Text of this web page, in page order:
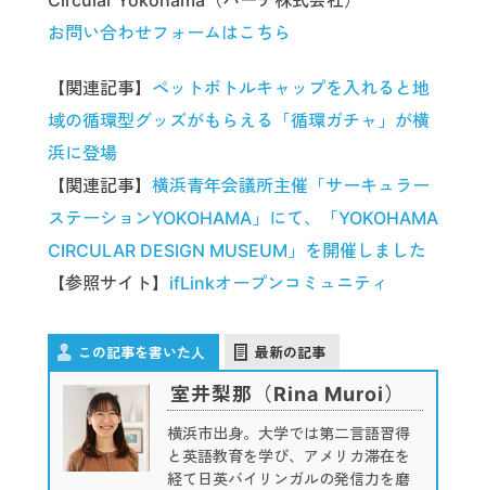
お問い合わせフォームはこちら
【関連記事】 ペットボトルキャップを入れると地
域の循環型グッズがもらえる「循環ガチャ」が横
浜に登場
【関連記事】 横浜青年会議所主催「サーキュラー
ステーションYOKOHAMA」にて、「YOKOHAMA
CIRCULAR DESIGN MUSEUM」を開催しました
【参照サイト】 ifLinkオープンコミュニティ
この記事を書いた人 最新の記事
室井梨那（Rina Muroi）
横浜市出身。大学では第二言語習得
と英語教育を学び、アメリカ滞在を
経て日英バイリンガルの発信力を磨